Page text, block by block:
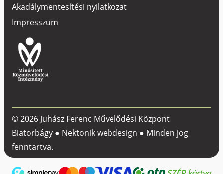
Akadálymentesítési nyilatkozat
Impresszum
© 2026 Juhász Ferenc Művelődési Központ
Biatorbágy ● Nektonik webdesign ● Minden jog
fenntartva.